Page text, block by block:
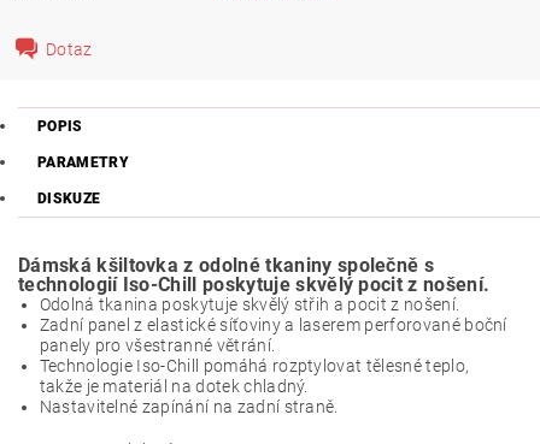
Dotaz
POPIS
PARAMETRY
DISKUZE
Dámská kšiltovka z odolné tkaniny společně s
technologií Iso-Chill poskytuje skvělý pocit z nošení.
Odolná tkanina poskytuje skvělý střih a pocit z nošení.
Zadní panel z elastické síťoviny a laserem perforované boční
panely pro všestranné větrání.
Technologie Iso-Chill pomáhá rozptylovat tělesné teplo,
takže je materiál na dotek chladný.
Nastavitelné zapínání na zadní straně.